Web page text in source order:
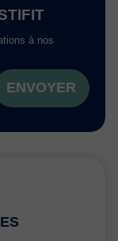
à nos
ENVOYER